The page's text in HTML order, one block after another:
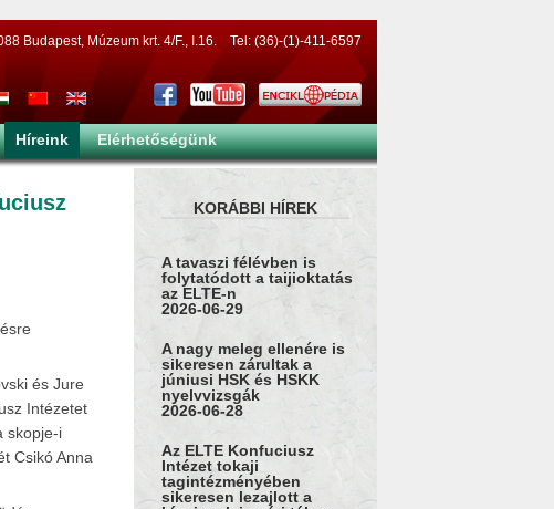
Budapest, Múzeum krt. 4/F., I.16. Tel: (36)-(1)-411-6597
Híreink Elérhetőségünk
és Jure
Intézetet
skopje-i
Csikó Anna
KORÁBBI HÍREK
A tavaszi félévben is
folytatódott a taijioktatás
az ELTE-n
2026-06-29
A nagy meleg ellenére is
sikeresen zárultak a
júniusi HSK és HSKK
nyelvvizsgák
2026-06-28
Az ELTE Konfuciusz
Intézet tokaji
tagintézményében
sikeresen lezajlott a